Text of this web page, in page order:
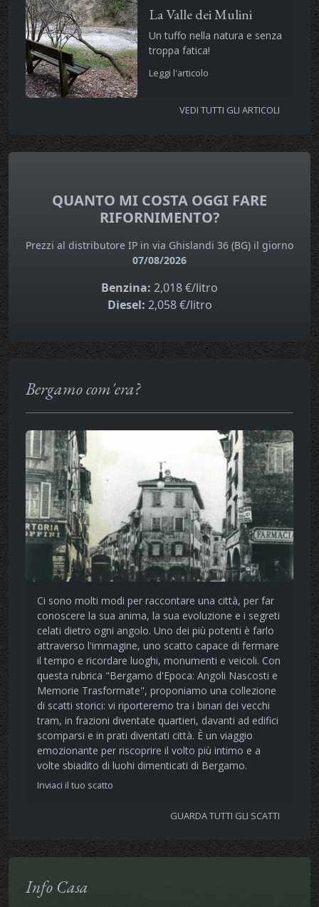
La Valle dei Mulini
Un tuffo nella natura e senza
troppa fatica!
Leggi l'articolo
VEDI TUTTI GLI ARTICOLI
QUANTO MI COSTA OGGI FARE
RIFORNIMENTO?
Prezzi al distributore IP in via Ghislandi 36 (BG) il giorno
07/08/2026
Benzina: 2,018 €/litro
Diesel: 2,058 €/litro
Bergamo com'era?
Ci sono molti modi per raccontare una città, per far
conoscere la sua anima, la sua evoluzione e i segreti
celati dietro ogni angolo. Uno dei più potenti è farlo
attraverso l'immagine, uno scatto capace di fermare
il tempo e ricordare luoghi, monumenti e veicoli. Con
questa rubrica "Bergamo d'Epoca: Angoli Nascosti e
Memorie Trasformate", proponiamo una collezione
di scatti storici: vi riporteremo tra i binari dei vecchi
tram, in frazioni diventate quartieri, davanti ad edifici
scomparsi e in prati diventati città. È un viaggio
emozionante per riscoprire il volto più intimo e a
volte sbiadito di luohi dimenticati di Bergamo.
Inviaci il tuo scatto
GUARDA TUTTI GLI SCATTI
Info Casa